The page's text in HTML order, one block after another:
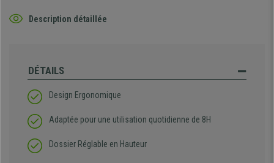
Description détaillée
DÉTAILS
Design Ergonomique
Adaptée pour une utilisation quotidienne de 8H
Dossier Réglable en Hauteur